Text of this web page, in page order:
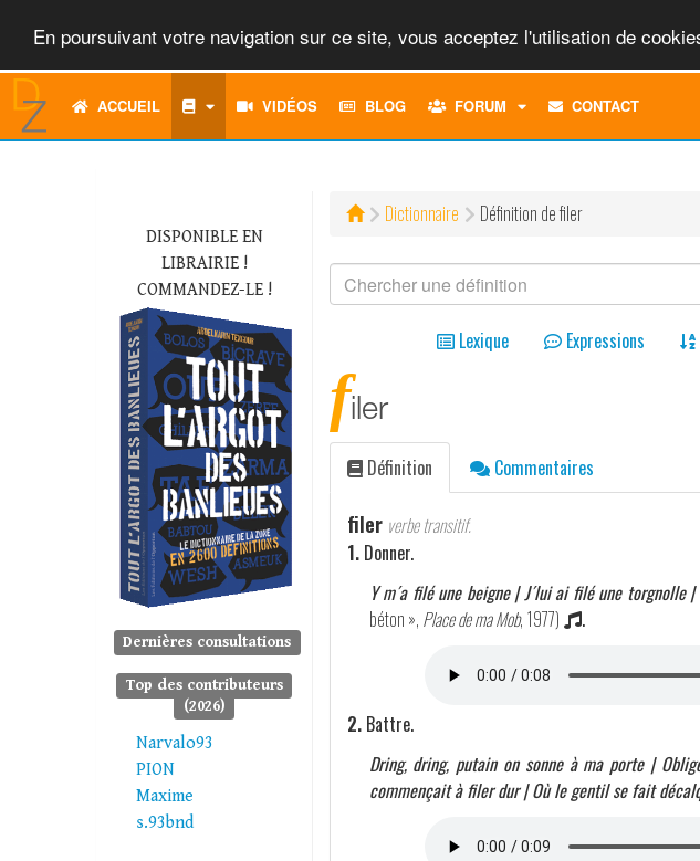
En poursuivant votre navigation sur ce site, vous acceptez l'utilisation de
ACCUEIL VIDÉOS BLOG FORUM
TOGGLECONTACT
DISPONIBLE EN
LIBRAIRIE !
COMMANDEZ-LE !
Dernières consultations
Top des contributeurs
(2026)
Narvalo93
PION
Maxime
s.93bnd
Dictionnaire Définition de filer
Lexique Expressions
filer
Définition Commentaires
filer verbe transitif.
1. Donner.
Y m´a filé une beigne | J´lui ai filé une torgnolle
béton », Place de ma Mob, 1977) .
2. Battre.
Dring, dring, putain on sonne à ma porte |
commençait à filer dur | Où le gentil se fait